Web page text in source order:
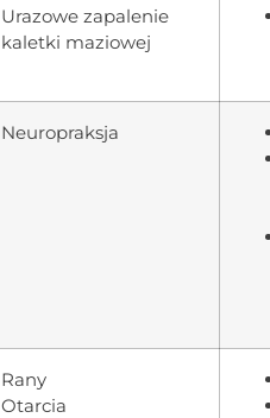
Urazowe zapalenie
kaletki maziowej
Neuropraksja
Rany
Otarcia